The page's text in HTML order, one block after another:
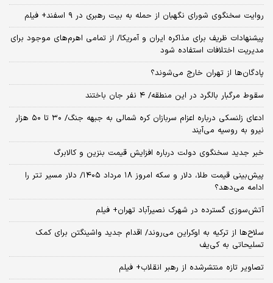
روایت سخنگوی شورای نگهبان از حمله به بیت رهبری در ۹ اسفند+ فیلم
پیشنهادات ظریف برای مذاکره ایران و آمریکا/ از تمامی اهرم‌های موجود برای
مدیریت اختلافات استفاده شود
پادگان‌ها از تهران خارج می‌شوند؟
سقوط مرگبار بالگرد در این منطقه/ ۴ نفر جان باختند
ادعای زلنسکی درباره اعزام سربازان کره شمالی به جبهه جنگ/ ۳۰ تا ۵۰ هزار
نیرو به روسیه می‌آیند
خبر جدید سخنگوی دولت درباره افزایش قیمت بنزین و کالابرگ
پیش‌بینی قیمت طلا، دلار و سکه امروز ۱۸ مرداد ۱۴۰۵/ دلار مسیر تتر را
ادامه می‌دهد؟
آتش‌سوزی گسترده در شهرک نصیرآباد تهران+ فیلم
سلاح‌ها از ترکیه به اوکراین می‌روند/ اقدام جدید واشینگتن برای کمک
تسلیحاتی به کی‌یف
تصاویر تازه منتشرشده از رهبر انقلاب+ فیلم